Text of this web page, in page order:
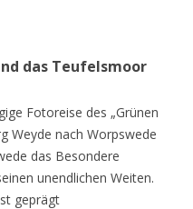
das Teufelsmoor
Fotoreise des „Grünen
Weyde nach Worpswede
das Besondere
unendlichen Weiten.
geprägt